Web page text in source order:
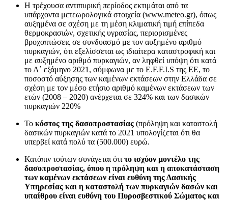
Η τρέχουσα αντιπυρική περίοδος εκτιμάται από τα
υπάρχοντα μετεωρολογικά στοιχεία (www.meteo.gr), όπως
αυξημένα σε σχέση με τη μέση κλιματική τιμή επίπεδα
θερμοκρασιών, σχετικής υγρασίας, περιορισμένες
βροχοπτώσεις σε συνδυασμό με τον αυξημένο αριθμό
πυρκαγιών, ότι εξελίσσεται ως ιδιαίτερα καταστροφική και
με αυξημένο αριθμό πυρκαγιών, αν ληφθεί υπόψη ότι κατά
το Α΄ εξάμηνο 2021, σύμφωνα με το E.F.F.I.S της ΕΕ, το
ποσοστό αύξησης των καμένων εκτάσεων στην Ελλάδα σε
σχέση με τον μέσο ετήσιο αριθμό καμένων εκτάσεων των
ετών (2008 – 2020) ανέρχεται σε 324% και των δασικών
πυρκαγιών 220%
Το κόστος της δασοπροστασίας (πρόληψη και καταστολή
δασικών πυρκαγιών κατά το 2021 υπολογίζεται ότι θα
υπερβεί κατά πολύ τα (500.000) ευρώ.
Κατόπιν τούτων συνάγεται ότι το ισχύον μοντέλο της
δασοπροστασίας, όπου η πρόληψη και η αποκατάσταση
των καμένων εκτάσεων είναι ευθύνη της Δασικής
Υπηρεσίας και η καταστολή των πυρκαγιών δασών και
υπαίθρου είναι ευθύνη του Πυροσβεστικού Σώματος και